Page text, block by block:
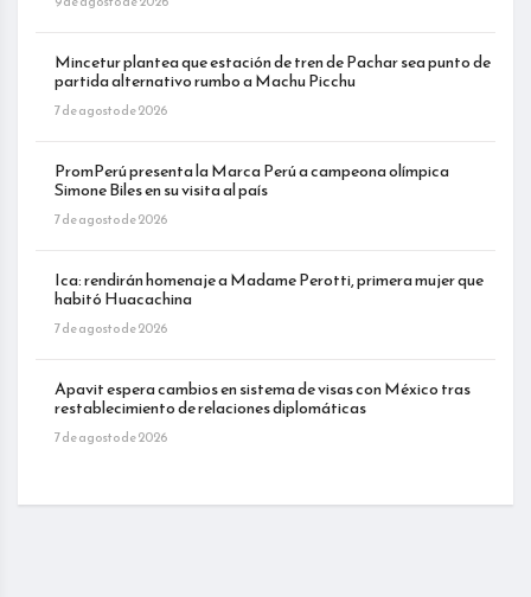
Mincetur plantea que estación de tren de Pachar sea punto de
partida alternativo rumbo a Machu Picchu
7 de agosto de 2026
PromPerú presenta la Marca Perú a campeona olímpica
Simone Biles en su visita al país
7 de agosto de 2026
Ica: rendirán homenaje a Madame Perotti, primera mujer que
habitó Huacachina
7 de agosto de 2026
Apavit espera cambios en sistema de visas con México tras
restablecimiento de relaciones diplomáticas
7 de agosto de 2026